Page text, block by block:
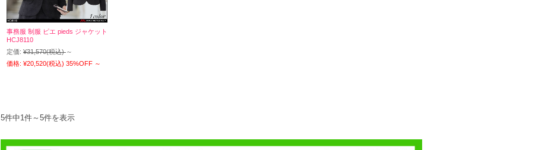
事務服 制服 ピエ pieds ジャケット
HCJ8110
定価: ¥31,570(税込) ～
価格: ¥20,520(税込) 35%OFF ～
5件中1件～5件を表示